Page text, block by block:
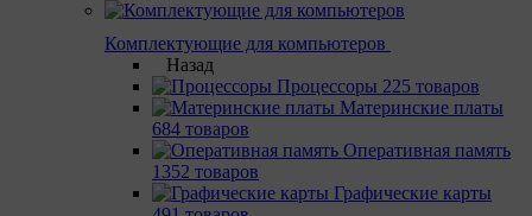
Комплектующие для компьютеров
Назад
Процессоры 225 товаров
Материнcкие платы
684 товаров
Оперативная память
1352 товаров
Графические карты